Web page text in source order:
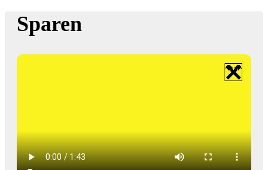
Sparen